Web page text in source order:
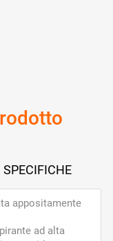
SPECIFICHE
appositamente
ad alta